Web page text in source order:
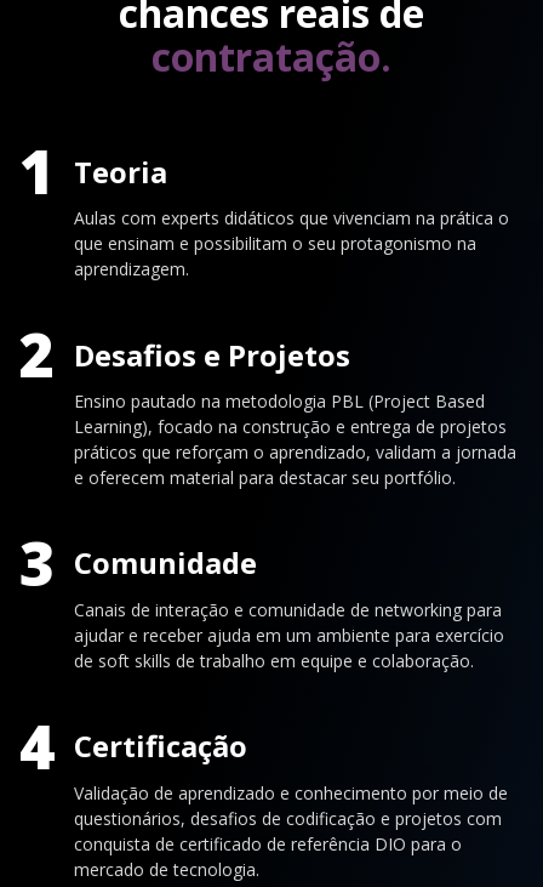
chances reais de
contratação.
1 Teoria
Aulas com experts didáticos que vivenciam na prática o
que ensinam e possibilitam o seu protagonismo na
aprendizagem.
2 Desafios e Projetos
Ensino pautado na metodologia PBL (Project Based
Learning), focado na construção e entrega de projetos
práticos que reforçam o aprendizado, validam a jornada
e oferecem material para destacar seu portfólio.
3 Comunidade
Canais de interação e comunidade de networking para
ajudar e receber ajuda em um ambiente para exercício
de soft skills de trabalho em equipe e colaboração.
4 Certificação
Validação de aprendizado e conhecimento por meio de
questionários, desafios de codificação e projetos com
conquista de certificado de referência DIO para o
mercado de tecnologia.